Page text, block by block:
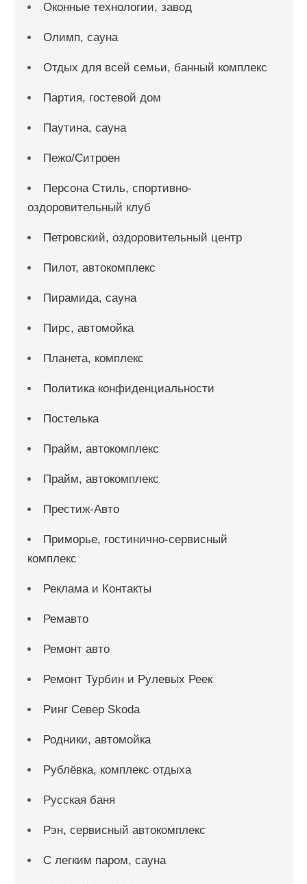
Оконные технологии, завод
Олимп, сауна
Отдых для всей семьи, банный комплекс
Партия, гостевой дом
Паутина, сауна
Пежо/Ситроен
Персона Стиль, спортивно-
оздоровительный клуб
Петровский, оздоровительный центр
Пилот, автокомплекс
Пирамида, сауна
Пирс, автомойка
Планета, комплекс
Политика конфиденциальности
Постелька
Прайм, автокомплекс
Прайм, автокомплекс
Престиж-Авто
Приморье, гостинично-сервисный
комплекс
Реклама и Контакты
Ремавто
Ремонт авто
Ремонт Турбин и Рулевых Реек
Ринг Север Skoda
Родники, автомойка
Рублёвка, комплекс отдыха
Русская баня
Рэн, сервисный автокомплекс
С легким паром, сауна